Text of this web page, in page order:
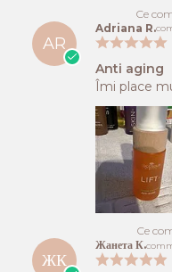
Ce
AR
Adriana R.
Anti aging
Îmi place
Ce
ЖК
Жанета К.